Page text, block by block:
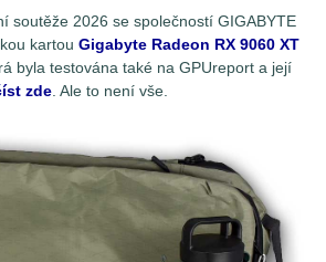
soutěže 2026 se společností GIGABYTE
kartou Gigabyte Radeon RX 9060 XT
byla testována také na GPUreport a její
zde . Ale to není vše.